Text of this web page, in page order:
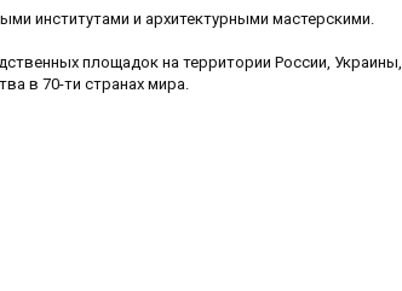
институтами и архитектурными мастерскими.
площадок на территории России, Украины,
в 70-ти странах мира.